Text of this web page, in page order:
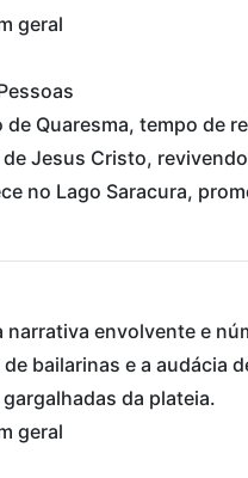
geral
de Quaresma, tempo de
Jesus Cristo,
no Lago Saracura,
narrativa envolvente e
bailarinas e a
da plateia.
geral